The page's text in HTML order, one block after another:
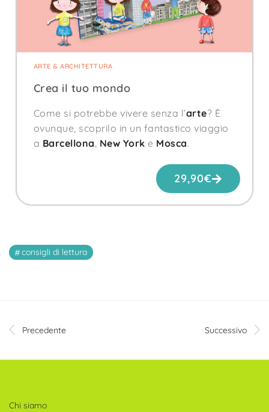
ARTE & ARCHITETTURA
Crea il tuo mondo
Come si potrebbe vivere senza l’arte? È
ovunque, scoprilo in un fantastico viaggio
a Barcellona New York e Mosca.
29,90€
consigli di lettura
Precedente Successivo
Chi siamo